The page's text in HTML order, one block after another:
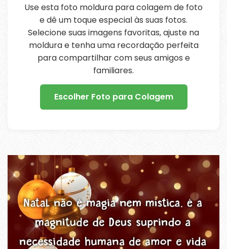
Use esta foto moldura para colagem de foto
e dê um toque especial às suas fotos.
Selecione suas imagens favoritas, ajuste na
moldura e tenha uma recordação perfeita
para compartilhar com seus amigos e
familiares.
Escolher Foto para Colagem